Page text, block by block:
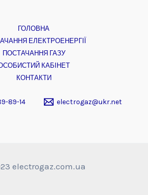
ГОЛОВНА
ЕЛЕКТРОЕНЕРГІЇ
ПОСТАЧАННЯ ГАЗУ
КАБІНЕТ
КОНТАКТИ
89-14 electrogaz@ukr.net
electrogaz.com.ua